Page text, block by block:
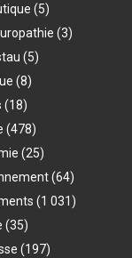
(5)
(3)
(5)
(8)
(18)
(478)
(25)
(64)
(1 031)
(35)
(197)